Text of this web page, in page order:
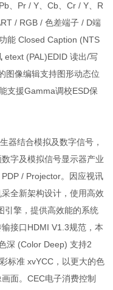
、Pr / Y、Cb、Cr / Y、R
/ RGB / 色差端子 / D端
能 Closed Caption (NTS
etext (PAL)EDID 读出/写
图像编辑支持图形动态位
支援Gamma调校ESD保
器结合模拟及数字信号，
字及模拟信号显示器产业
/ Projector。因应视讯
全新架构设计，使用高效
引擎，提供高效能的系统
接口HDMI V1.3规范，本
深 (Color Deep) 支持2
标准 xvYCC，以更大的色
面。CEC电子消费控制